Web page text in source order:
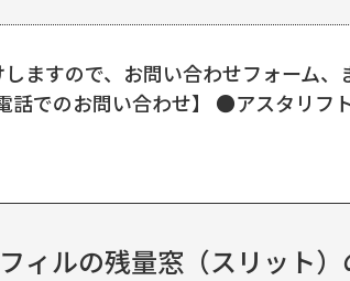
ますので、お問い合わせフォーム
話でのお問い合わせ】 ●アスタリ
ィルの残量窓（スリット